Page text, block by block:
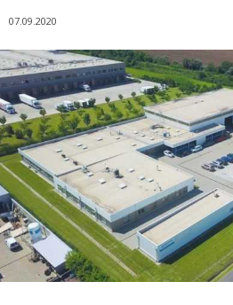
07.09.2020